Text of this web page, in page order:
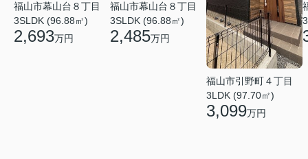
福山市幕山台８丁目
3SLDK (96.88㎡)
2,693万円
福山市幕山台８丁目
3SLDK (96.88㎡)
2,485万円
福山市引野町４丁目
3LDK (97.70㎡)
3,099万円